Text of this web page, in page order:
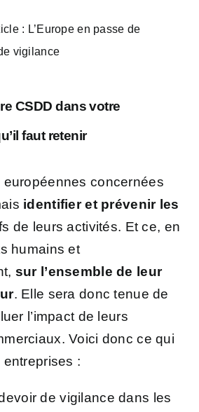
: L’Europe en passe de
vigilance
CSDD dans votre
faut retenir
concernées
identifier et prévenir les
de leurs activités. Et ce, en
humains et
sur l’ensemble de leur
. Elle sera donc tenue de
l’impact de leurs
Voici donc ce qui
:
de vigilance dans les